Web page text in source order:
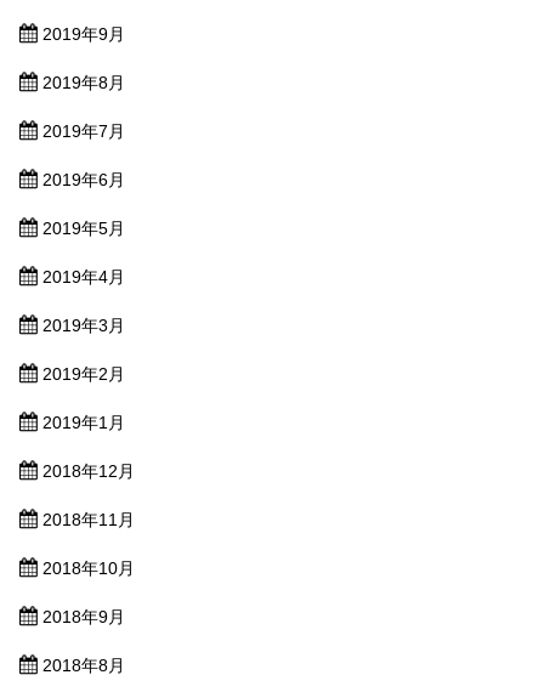
2019年9月
2019年8月
2019年7月
2019年6月
2019年5月
2019年4月
2019年3月
2019年2月
2019年1月
2018年12月
2018年11月
2018年10月
2018年9月
2018年8月